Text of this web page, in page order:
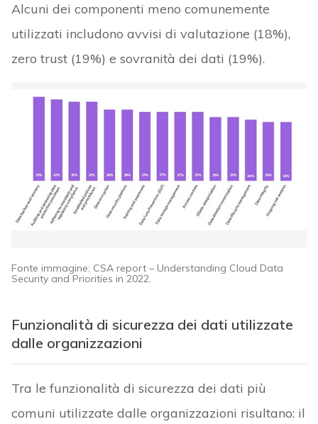
Alcuni dei componenti meno comunemente
utilizzati includono avvisi di valutazione (18%),
zero trust (19%) e sovranità dei dati (19%).
Fonte immagine: CSA report – Understanding Cloud Data
Security and Priorities in 2022.
Funzionalità di sicurezza dei dati utilizzate
dalle organizzazioni
Tra le funzionalità di sicurezza dei dati più
comuni utilizzate dalle organizzazioni risultano: il